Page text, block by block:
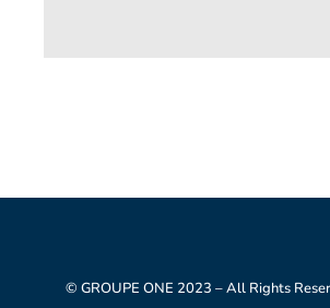
© GROUPE ONE 2023 – All Rights